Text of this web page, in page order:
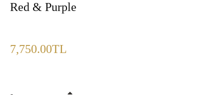
Red & Purple
Fiyat
7,750.00TL